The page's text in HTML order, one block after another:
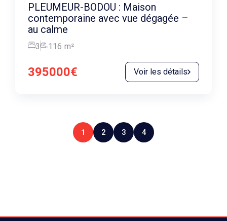
PLEUMEUR-BODOU : Maison
contemporaine avec vue dégagée –
au calme
3 116 m²
395000€ Voir les détails
1 2 3 4